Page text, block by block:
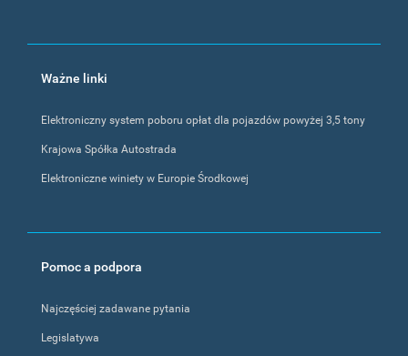
Ważne linki
Elektroniczny system poboru opłat dla pojazdów powyżej 3,5 tony
Krajowa Spółka Autostrada
Elektroniczne winiety w Europie Środkowej
Pomoc a podpora
Najczęściej zadawane pytania
Legislatywa